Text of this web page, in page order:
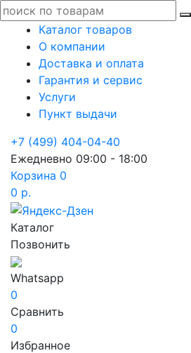
Каталог товаров
О компании
Доставка и оплата
Гарантия и сервис
Услуги
Пункт выдачи
+7 (499) 404-04-40
Ежедневно 09:00 - 18:00
Корзина 0
0 р.
Каталог
Позвонить
Whatsapp
0
Сравнить
0
Избранное